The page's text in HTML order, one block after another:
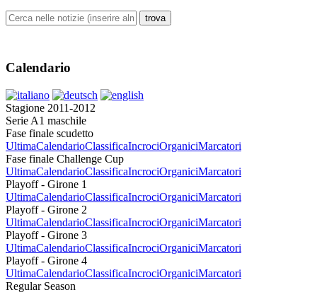
Calendario
Stagione 2011-2012
Serie A1 maschile
Fase finale scudetto
UltimaCalendarioClassificaIncrociOrganiciMarcatori
Fase finale Challenge Cup
UltimaCalendarioClassificaIncrociOrganiciMarcatori
Playoff - Girone 1
UltimaCalendarioClassificaIncrociOrganiciMarcatori
Playoff - Girone 2
UltimaCalendarioClassificaIncrociOrganiciMarcatori
Playoff - Girone 3
UltimaCalendarioClassificaIncrociOrganiciMarcatori
Playoff - Girone 4
UltimaCalendarioClassificaIncrociOrganiciMarcatori
Regular Season